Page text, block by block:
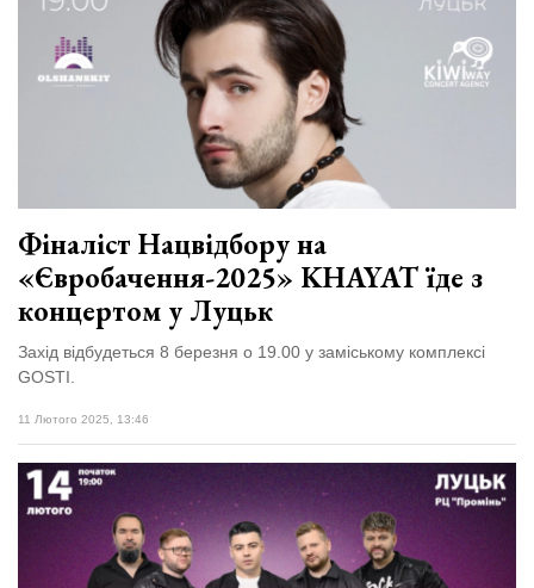
Фіналіст Нацвідбору на
«Євробачення-2025» KHAYAT їде з
концертом у Луцьк
Захід відбудеться 8 березня о 19.00 у заміському комплексі
GOSTI.
11 Лютого 2025, 13:46